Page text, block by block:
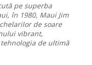
pe superba
în 1980, Maui Jim
de soare
vibrant,
de ultimă